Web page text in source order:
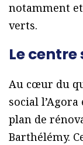
notamment
verts.
Le centre
Au cœur du
social
plan de
Barthélémy.